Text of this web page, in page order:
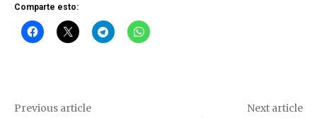
Comparte esto:
Previous article Next article